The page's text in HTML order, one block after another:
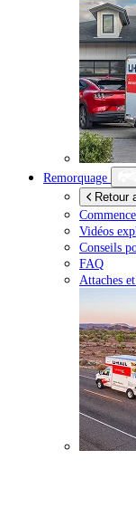
Remorquage
Retour
Vidéos
Conseils
FAQ
Attaches